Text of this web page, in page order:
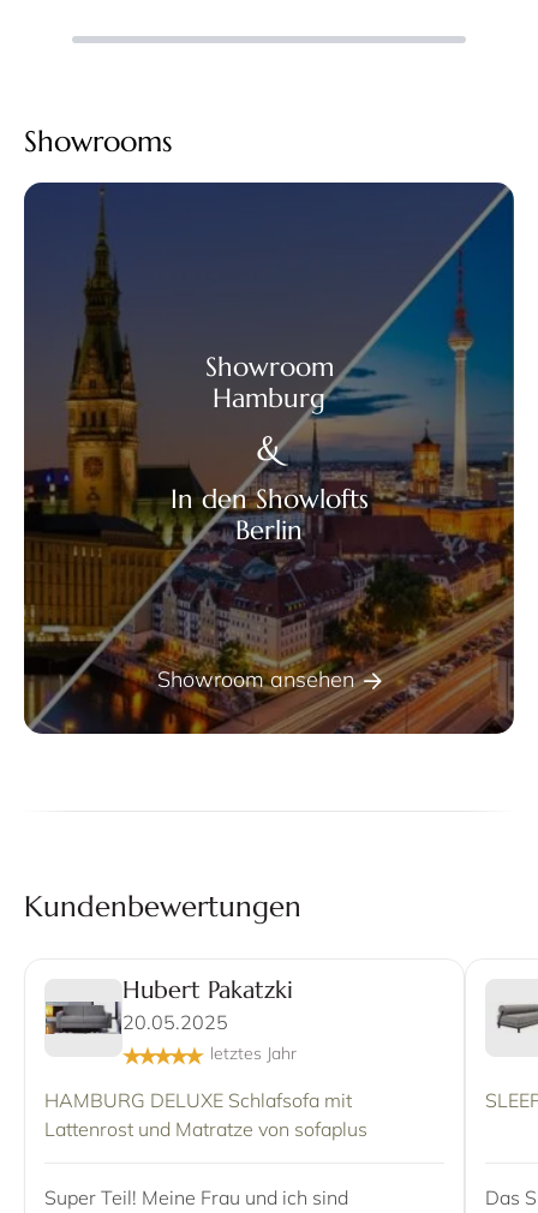
Showrooms
Showroom
Hamburg
&
In den Showlofts
Berlin
Showroom ansehen
Kundenbewertungen
Hubert Pakatzki
20.05.2025
letztes Jahr
HAMBURG DELUXE Schlafsofa mit
Lattenrost und Matratze von sofaplus
Super Teil! Meine Frau und ich sind
Das